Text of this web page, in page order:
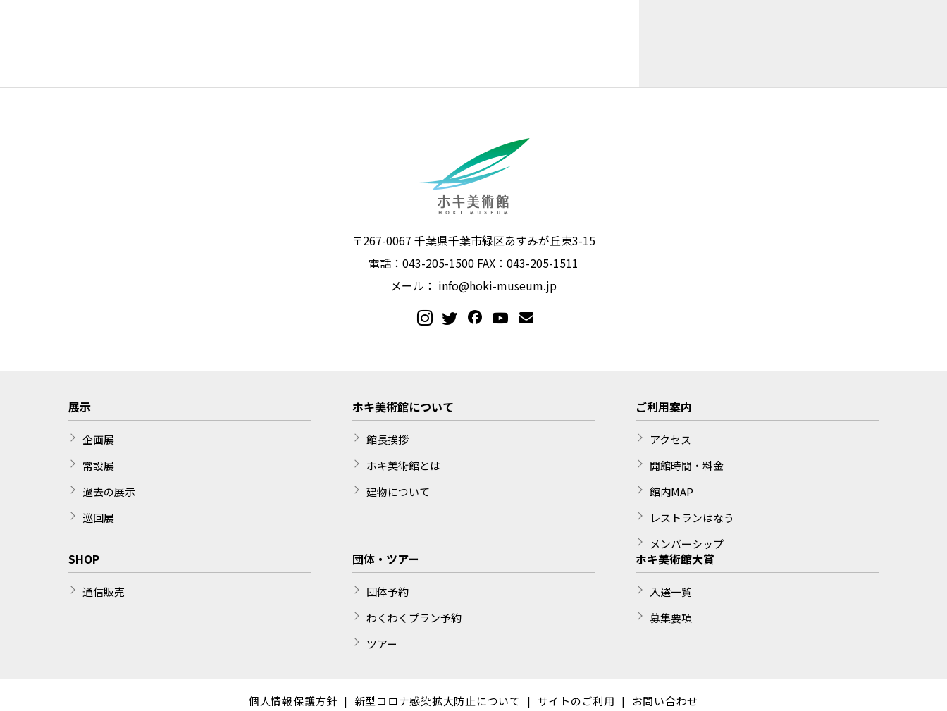
〒267-0067 千葉県千葉市緑区あすみが丘東3-15
電話：043-205-1500 FAX：043-205-1511
メール： info@hoki-museum.jp
展示
企画展
常設展
過去の展示
巡回展
ホキ美術館について
館長挨拶
ホキ美術館とは
建物について
ご利用案内
アクセス
開館時間・料金
館内MAP
レストランはなう
メンバーシップ
SHOP
通信販売
団体・ツアー
団体予約
わくわくプラン予約
ツアー
ホキ美術館大賞
入選一覧
募集要項
個人情報保護方針 新型コロナ感染拡大防止について サイトのご利用 お問い合わせ